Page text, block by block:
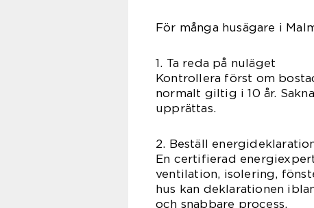
För många husägare i
1. Ta reda på nuläget
Kontrollera först om
normalt giltig i 10 år.
upprättas.
2. Beställ
En certifierad
ventilation, isolering,
hus kan deklarationen
och snabbare process.